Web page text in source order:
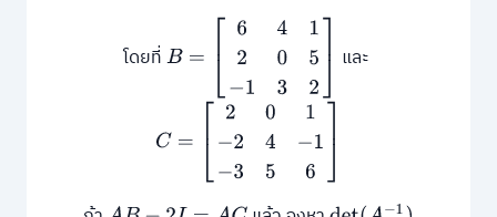
โดยที่
20 13
]
และ
−2 1− 6